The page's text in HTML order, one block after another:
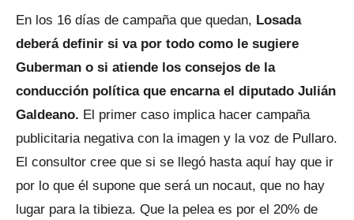
En los 16 días de campaña que quedan, Losada
deberá definir si va por todo como le sugiere
Guberman o si atiende los consejos de la
conducción política que encarna el diputado Julián
Galdeano. El primer caso implica hacer campaña
publicitaria negativa con la imagen y la voz de Pullaro.
El consultor cree que si se llegó hasta aquí hay que ir
por lo que él supone que será un nocaut, que no hay
lugar para la tibieza. Que la pelea es por el 20% de